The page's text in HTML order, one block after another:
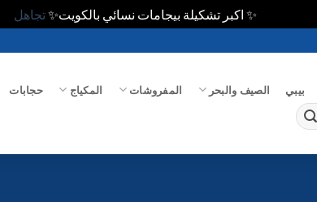
✨ اكبر تشكيلة بيجامات نسائي بالكويت✨تجاهل
بيبي الصيف والبحر المفروشات المكياج حجابات